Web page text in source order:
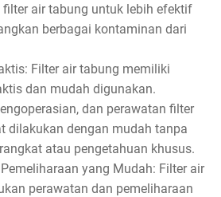
air tabung untuk lebih efektif
berbagai kontaminan dari
Filter air tabung memiliki
dan mudah digunakan.
dan perawatan filter
dilakukan dengan mudah tanpa
atau pengetahuan khusus.
yang Mudah: Filter air
perawatan dan pemeliharaan